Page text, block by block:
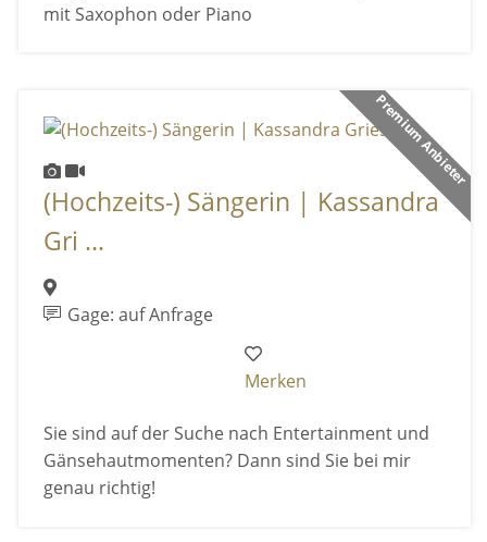
mit Saxophon oder Piano
Premium Anbieter
(Hochzeits-) Sängerin | Kassandra
Gri ...
Gage: auf Anfrage
Merken
Sie sind auf der Suche nach Entertainment und
Gänsehautmomenten? Dann sind Sie bei mir
genau richtig!